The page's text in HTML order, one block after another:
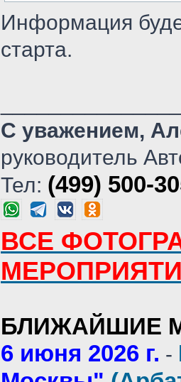
Информация
старта.
С уважением,
руководитель
Тел: (499) 500-
ВСЕ
БЛИЖАЙШИЕ
6 июня 2026 г. -